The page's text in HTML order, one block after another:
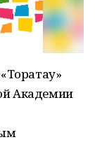
Академии